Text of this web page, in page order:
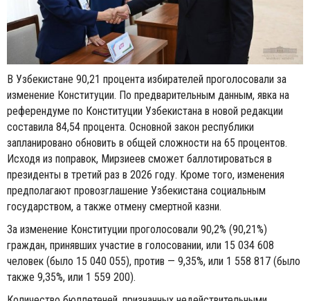
В Узбекистане 90,21 процента избирателей проголосовали за
изменение Конституции. По предварительным данным, явка на
референдуме по Конституции Узбекистана в новой редакции
составила 84,54 процента. Основной закон республики
запланировано обновить в общей сложности на 65 процентов.
Исходя из поправок, Мирзиеев сможет баллотироваться в
президенты в третий раз в 2026 году. Кроме того, изменения
предполагают провозглашение Узбекистана социальным
государством, а также отмену смертной казни.
За изменение Конституции проголосовали 90,2% (90,21%)
граждан, принявших участие в голосовании, или 15 034 608
человек (было 15 040 055), против — 9,35%, или 1 558 817 (было
также 9,35%, или 1 559 200).